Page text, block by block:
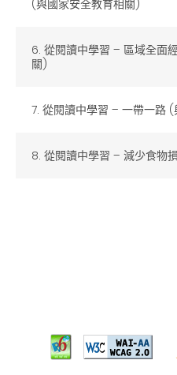
(與國家安全教育相關)
6. 從閱讀中學習 – 區域全面
關)
7. 從閱讀中學習 – 一帶一路
8. 從閱讀中學習 – 減少食物